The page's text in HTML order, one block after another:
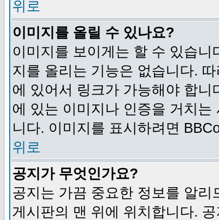
위로
이미지를 올릴 수 있나요?
이미지를 보이게는 할 수 있습
지를 올리는 기능은 없습니다.
에 있어서 링크가 가능해야 합
에 있는 이미지나 인증을 거치
니다. 이미지를 표시하려면
위로
공지가 무엇인가요?
공지는 가끔 중요한 정보를 알
게시판의 맨 위에 위치합니다.